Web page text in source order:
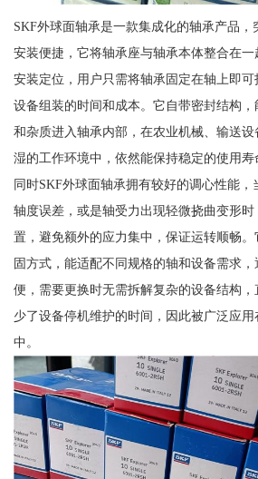
SKF外球面轴承是一款集成化的轴承产品，
安装便捷，它将轴承座与轴承本体整合在
安装定位，用户只需将轴承固定在轴上即
设备组装的时间和成本。它自带密封结构
和杂质进入轴承内部，在农业机械、输送
湿的工作环境中，依然能保持稳定的使用寿
同时SKF外球面轴承拥有较好的调心性能
轴度误差，或是轴受力出现轻微挠曲变形
置，避免额外的应力集中，保证运转顺畅
固方式，能适配不同规格的轴和设备需求
便，需要更换时无需拆解复杂的设备结构
少了设备停机维护的时间，因此被广泛应
中。